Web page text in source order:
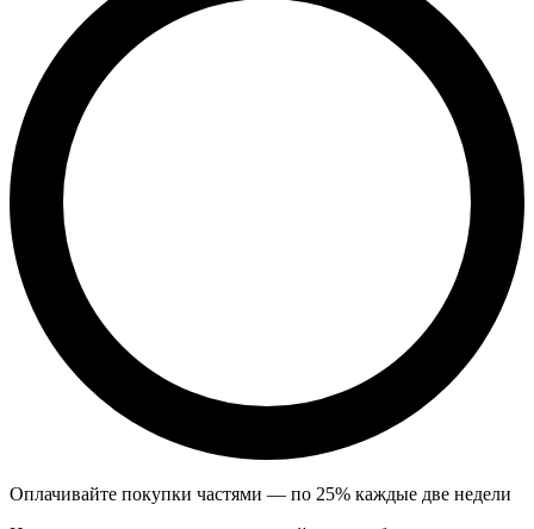
Оплачивайте покупки частями — по 25% каждые две недели